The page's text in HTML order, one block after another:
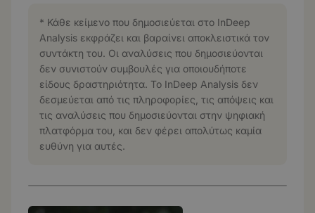
* Κάθε κείμενο που δημοσιεύεται στο InDeep
Analysis εκφράζει και βαραίνει αποκλειστικά τον
συντάκτη του. Οι αναλύσεις που δημοσιεύονται
δεν συνιστούν συμβουλές για οποιουδήποτε
είδους δραστηριότητα. Το InDeep Analysis δεν
δεσμεύεται από τις πληροφορίες, τις απόψεις και
τις αναλύσεις που δημοσιεύονται στην ψηφιακή
πλατφόρμα του, και δεν φέρει απολύτως καμία
ευθύνη για αυτές.